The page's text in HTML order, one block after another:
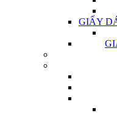
GIẤY